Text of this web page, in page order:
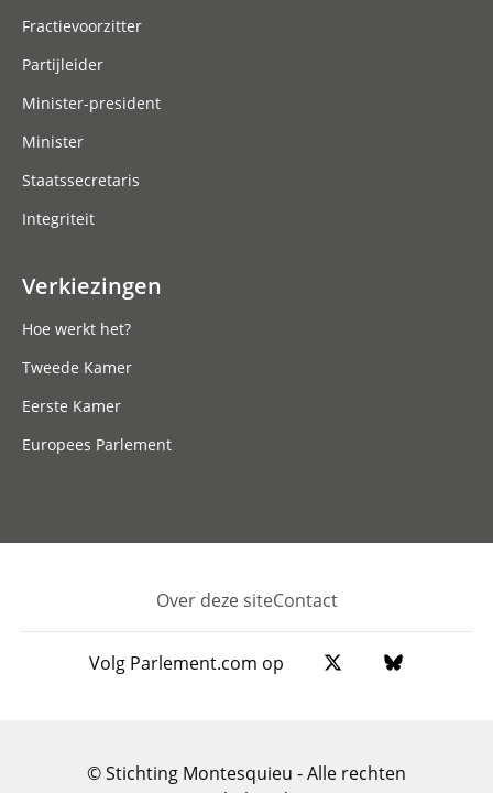
Fractievoorzitter
Partijleider
Minister-president
Minister
Staatssecretaris
Integriteit
Verkiezingen
Hoe werkt het?
Tweede Kamer
Eerste Kamer
Europees Parlement
Footer
Over deze siteContact
Volg Parlement.com op
© Stichting Montesquieu - Alle rechten